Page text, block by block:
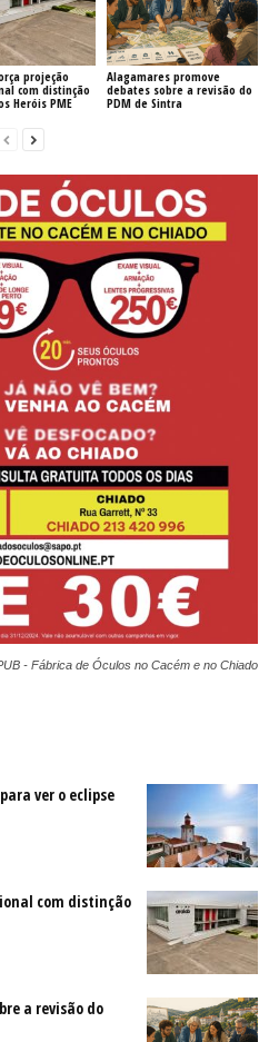
projeção
com distinção
Heróis PME
Alagamares promove
debates sobre a revisão do
PDM de Sintra
- Fábrica de Óculos no Cacém e no Chiado
ver o eclipse
com distinção
a revisão do